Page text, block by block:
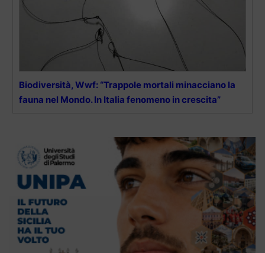
Biodiversità, Wwf: “Trappole mortali minacciano la
fauna nel Mondo. In Italia fenomeno in crescita”